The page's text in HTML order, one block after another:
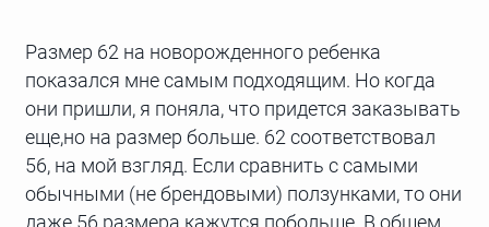
Размер 62 на новорожденного ребенка
показался мне самым подходящим. Но когда
они пришли, я поняла, что придется заказывать
еще,но на размер больше. 62 соответствовал
56, на мой взгляд. Если сравнить с самыми
обычными (не брендовыми) ползунками, то они
даже 56 размера кажутся побольше. В общем,